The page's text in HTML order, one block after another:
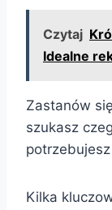
Czytaj
Idealne
Zastanów
szukasz
Kilka